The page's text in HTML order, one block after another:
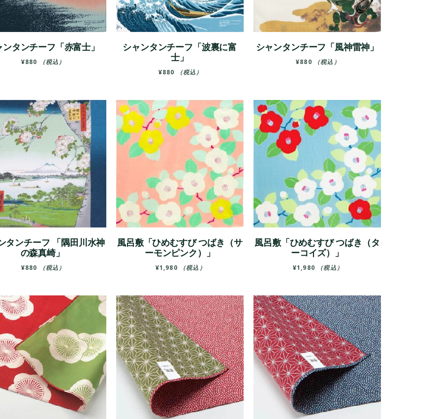
タンチーフ「赤富士」
¥880 （税込）
シャンタンチーフ「波裏に富
士」
¥880 （税込）
シャンタンチーフ「風神雷神」
¥880 （税込）
タンチーフ 「隅田川水神
の森真崎」
¥880 （税込）
風呂敷「ひめむすび つばき（サ
ーモンピンク）」
¥1,980 （税込）
風呂敷「ひめむすび つばき（タ
ーコイズ）」
¥1,980 （税込）